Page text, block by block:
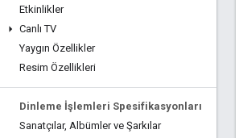
Etkinlikler
Canlı TV
Yaygın Özellikler
Resim Özellikleri
Dinleme İşlemleri Spesifikasyonları
Sanatçılar, Albümler ve Şarkılar